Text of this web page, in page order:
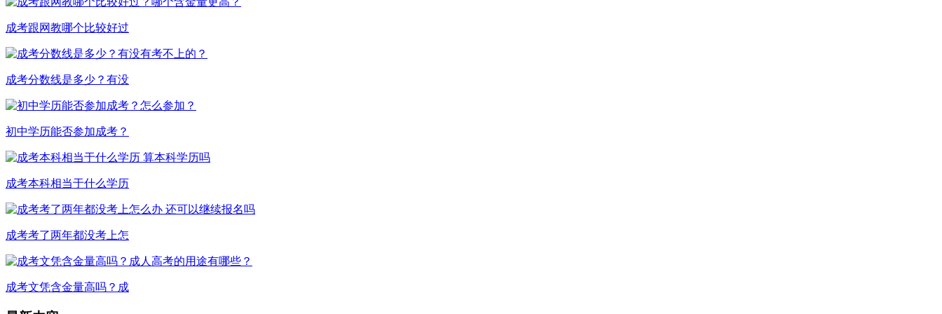
成考跟网教哪个比较好过
成考分数线是多少？有没
初中学历能否参加成考？
成考本科相当于什么学历
成考考了两年都没考上怎
成考文凭含金量高吗？成